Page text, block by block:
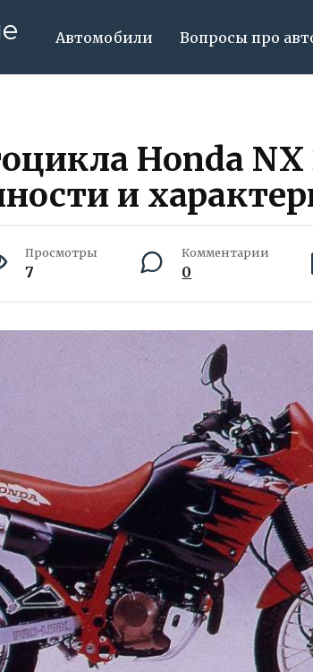
Автомобили Вопросы про
Honda NX
и
Просмотры
7
Комментарии
0